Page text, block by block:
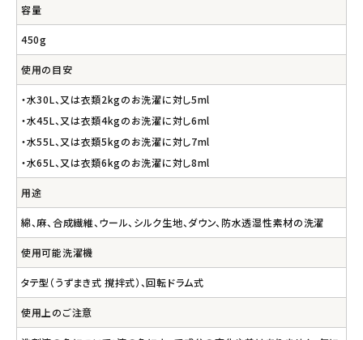
容量
450g
使用の目安
・水30L、又は衣類2kgのお洗濯に対し5ml
・水45L、又は衣類4kgのお洗濯に対し6ml
・水55L、又は衣類5kgのお洗濯に対し7ml
・水65L、又は衣類6kgのお洗濯に対し8ml
用途
綿、麻、合成繊維、ウール、シルク生地、ダウン、防水透湿性素材の洗濯
使用可能洗濯機
タテ型（うずまき式 撹拌式）、回転ドラム式
使用上のご注意